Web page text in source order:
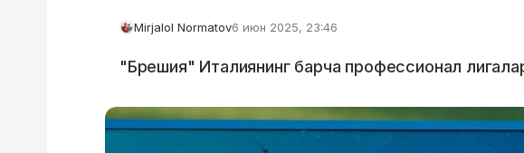
Mirjalol Normatov6 июн 2025, 23:46
"Брешия" Италиянинг барча профессионал